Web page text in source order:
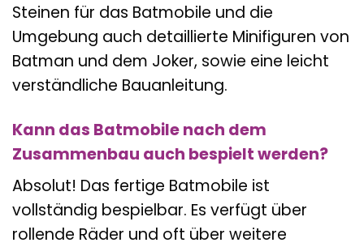
Steinen für das Batmobile und die
Umgebung auch detaillierte Minifiguren von
Batman und dem Joker, sowie eine leicht
verständliche Bauanleitung.
Kann das Batmobile nach dem
Zusammenbau auch bespielt werden?
Absolut! Das fertige Batmobile ist
vollständig bespielbar. Es verfügt über
rollende Räder und oft über weitere